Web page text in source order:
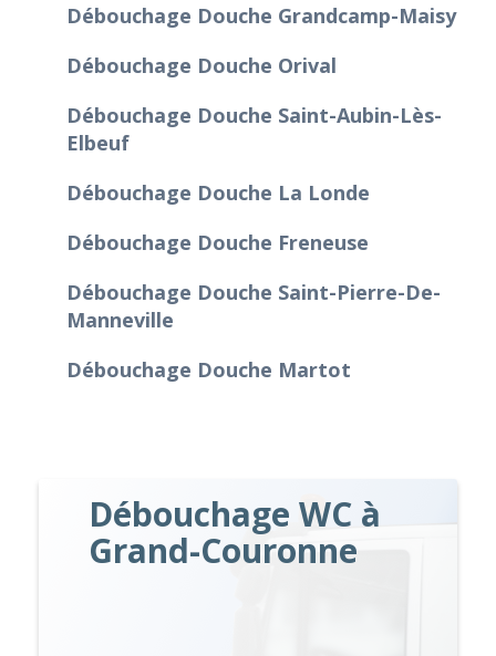
Débouchage Douche Grandcamp-Maisy
Débouchage Douche Orival
Débouchage Douche Saint-Aubin-Lès-
Elbeuf
Débouchage Douche La Londe
Débouchage Douche Freneuse
Débouchage Douche Saint-Pierre-De-
Manneville
Débouchage Douche Martot
Débouchage WC à
Grand-Couronne